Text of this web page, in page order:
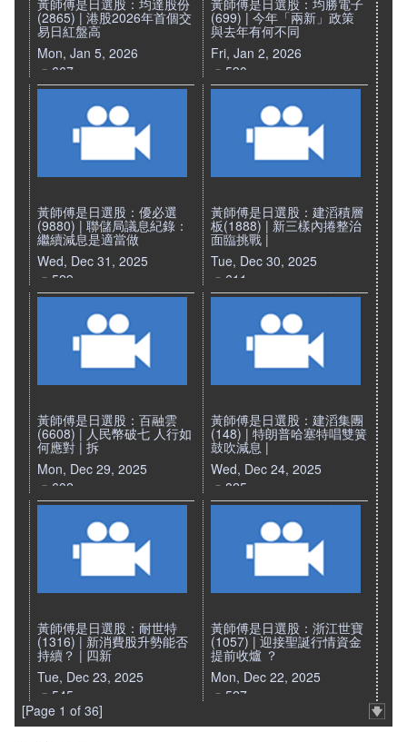
黃師傅是日選股：均達股份
(2865) | 港股2026年首個交
易日紅盤高
Mon, Jan 5, 2026
667
黃師傅是日選股：均勝電子
(699) | 今年「兩新」政策
與去年有何不同
Fri, Jan 2, 2026
590
黃師傅是日選股：優必選
(9880) | 聯儲局議息紀錄：
繼續減息是適當做
Wed, Dec 31, 2025
529
黃師傅是日選股：建滔積層
板(1888) | 新三樣內捲整治
面臨挑戰 |
Tue, Dec 30, 2025
611
黃師傅是日選股：百融雲
(6608) | 人民幣破七 人行如
何應對 | 拆
Mon, Dec 29, 2025
602
黃師傅是日選股：建滔集團
(148) | 特朗普哈塞特唱雙簧
鼓吹減息 |
Wed, Dec 24, 2025
825
黃師傅是日選股：耐世特
(1316) | 新消費股升勢能否
持續？ | 四新
Tue, Dec 23, 2025
545
黃師傅是日選股：浙江世寶
(1057) | 迎接聖誕行情資金
提前收爐 ？
Mon, Dec 22, 2025
527
[Page 1 of 36]